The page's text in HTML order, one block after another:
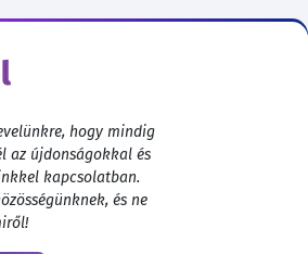
hogy mindig
az újdonságokkal és
kapcsolatban.
és ne